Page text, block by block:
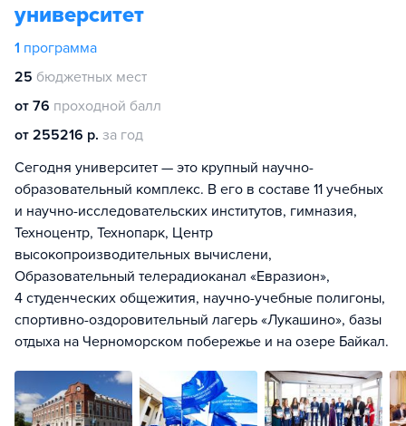
университет
1 программа
25 бюджетных мест
от 76 проходной балл
от 255216 р. за год
Сегодня университет — это крупный научно-
образовательный комплекс. В его в составе 11 учебных
и научно-исследовательских институтов, гимназия,
Техноцентр, Технопарк, Центр
высокопроизводительных вычислени,
Образовательный телерадиоканал «Евразион»,
4 студенческих общежития, научно-учебные полигоны,
спортивно-оздоровительный лагерь «Лукашино», базы
отдыха на Черноморском побережье и на озере Байкал.